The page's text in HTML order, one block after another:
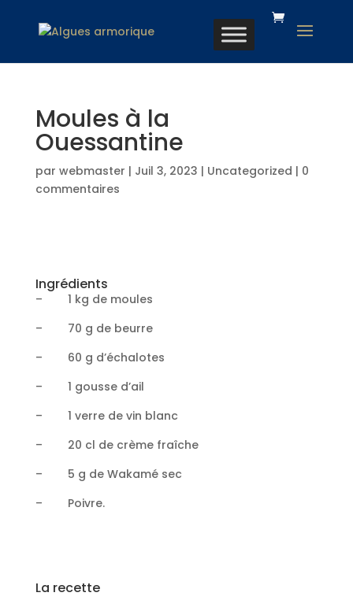
Moules à la
Ouessantine
par webmaster | Juil 3, 2023 | Uncategorized | 0
commentaires
Ingrédients
– 1 kg de moules
– 70 g de beurre
– 60 g d’échalotes
– 1 gousse d’ail
– 1 verre de vin blanc
– 20 cl de crème fraîche
– 5 g de Wakamé sec
– Poivre.
La recette